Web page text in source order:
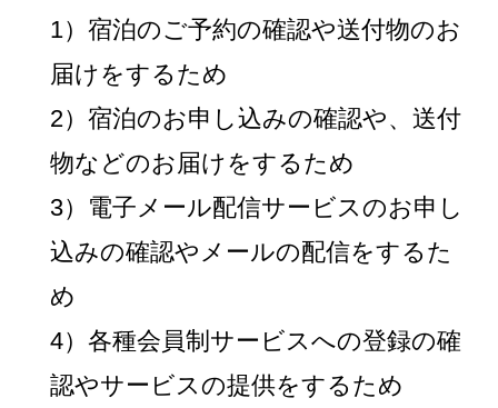
1）宿泊のご予約の確認や送付物のお
届けをするため
2）宿泊のお申し込みの確認や、送付
物などのお届けをするため
3）電子メール配信サービスのお申し
込みの確認やメールの配信をするた
め
4）各種会員制サービスへの登録の確
認やサービスの提供をするため